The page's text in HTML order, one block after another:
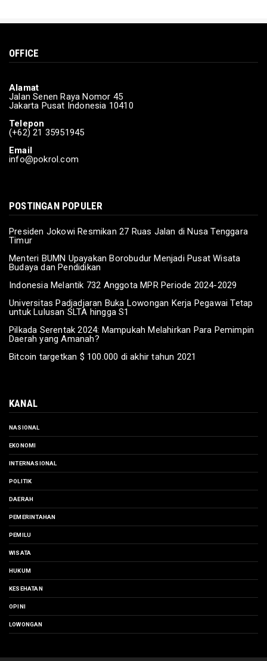
Korlap: Suara Rakyat adalah Kekuatan
OFFICE
Alamat
Jalan Senen Raya Nomor 45
Jakarta Pusat Indonesia 10410
Telepon
(+62) 21 35951945
Email
info@pokrol.com
POSTINGAN POPULER
Presiden Jokowi Resmikan 27 Ruas Jalan di Nusa Tenggara
Timur
Menteri BUMN Upayakan Borobudur Menjadi Pusat Wisata
Budaya dan Pendidikan
Indonesia Melantik 732 Anggota MPR Periode 2024-2029
Universitas Padjadjaran Buka Lowongan Kerja Pegawai Tetap
untuk Lulusan SLTA hingga S1
Pilkada Serentak 2024: Mampukah Melahirkan Para Pemimpin
Daerah yang Amanah?
Bitcoin targetkan $ 100.000 di akhir tahun 2021
KANAL
NASIONAL
EKONOMI
INTERNASIONAL
POLITIK
DAERAH
PEMERINTAHAN
PEMILU
WISATA
HUKUM
KESEHATAN
OPINI
LOWONGAN